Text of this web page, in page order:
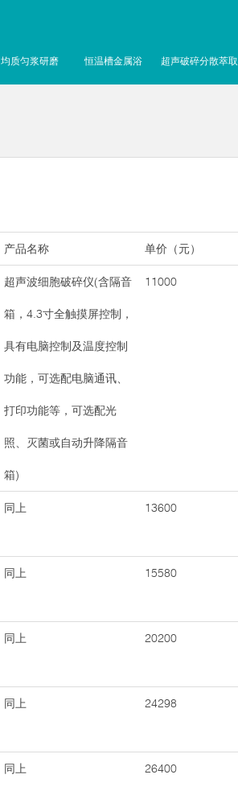
均质匀浆研磨 恒温槽金属浴 超声破碎分散萃取
产品名称 单价（元）
超声波细胞破碎仪(含隔音
箱，4.3寸全触摸屏控制，
具有电脑控制及温度控制
功能，可选配电脑通讯、
打印功能等，可选配光
照、灭菌或自动升降隔音
箱)
11000
同上 13600
同上 15580
同上 20200
同上 24298
同上 26400